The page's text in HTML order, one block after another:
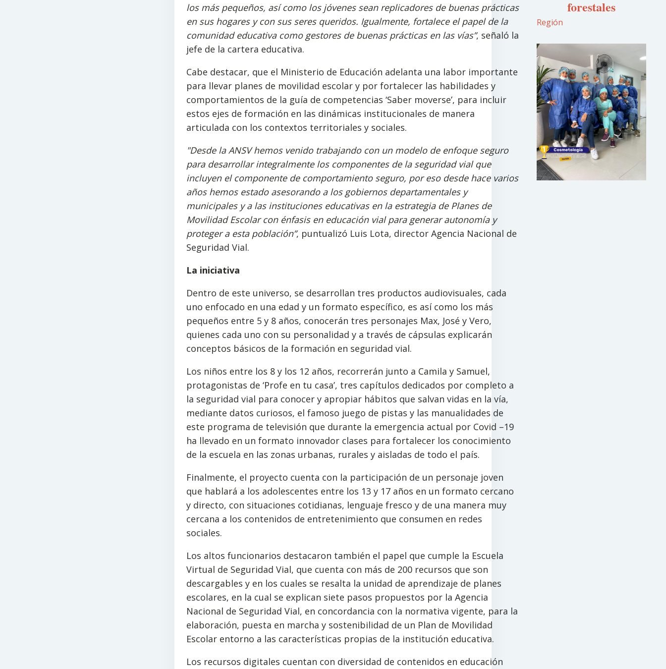
los más pequeños, así como los jóvenes sean replicadores de buenas prácticas
en sus hogares y con sus seres queridos. Igualmente, fortalece el papel de la
comunidad educativa como gestores de buenas prácticas en las vías”, señaló la
jefe de la cartera educativa.
Cabe destacar, que el Ministerio de Educación adelanta una labor importante
para llevar planes de movilidad escolar y por fortalecer las habilidades y
comportamientos de la guía de competencias ‘Saber moverse’, para incluir
estos ejes de formación en las dinámicas institucionales de manera
articulada con los contextos territoriales y sociales.
"Desde la ANSV hemos venido trabajando con un modelo de enfoque seguro
para desarrollar integralmente los componentes de la seguridad vial que
incluyen el componente de comportamiento seguro, por eso desde hace varios
años hemos estado asesorando a los gobiernos departamentales y
municipales y a las instituciones educativas en la estrategia de Planes de
Movilidad Escolar con énfasis en educación vial para generar autonomía y
proteger a esta población”, puntualizó Luis Lota, director Agencia Nacional de
Seguridad Vial.
La iniciativa
Dentro de este universo, se desarrollan tres productos audiovisuales, cada
uno enfocado en una edad y un formato específico, es así como los más
pequeños entre 5 y 8 años, conocerán tres personajes Max, José y Vero,
quienes cada uno con su personalidad y a través de cápsulas explicarán
conceptos básicos de la formación en seguridad vial.
Los niños entre los 8 y los 12 años, recorrerán junto a Camila y Samuel,
protagonistas de ‘Profe en tu casa’, tres capítulos dedicados por completo a
la seguridad vial para conocer y apropiar hábitos que salvan vidas en la vía,
mediante datos curiosos, el famoso juego de pistas y las manualidades de
este programa de televisión que durante la emergencia actual por Covid –19
ha llevado en un formato innovador clases para fortalecer los conocimiento
de la escuela en las zonas urbanas, rurales y aisladas de todo el país.
Finalmente, el proyecto cuenta con la participación de un personaje joven
que hablará a los adolescentes entre los 13 y 17 años en un formato cercano
y directo, con situaciones cotidianas, lenguaje fresco y de una manera muy
cercana a los contenidos de entretenimiento que consumen en redes
sociales.
Los altos funcionarios destacaron también el papel que cumple la Escuela
Virtual de Seguridad Vial, que cuenta con más de 200 recursos que son
descargables y en los cuales se resalta la unidad de aprendizaje de planes
escolares, en la cual se explican siete pasos propuestos por la Agencia
Nacional de Seguridad Vial, en concordancia con la normativa vigente, para la
elaboración, puesta en marcha y sostenibilidad de un Plan de Movilidad
Escolar entorno a las características propias de la institución educativa.
Los recursos digitales cuentan con diversidad de contenidos en educación
forestales
Región